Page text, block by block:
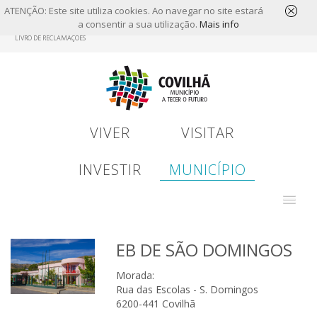
ATENÇÃO: Este site utiliza cookies. Ao navegar no site estará
a consentir a sua utilização. Mais info
LIVRO DE RECLAMAÇÕES
VIVER
VISITAR
INVESTIR
MUNICÍPIO
EB DE SÃO DOMINGOS
Morada:
Rua das Escolas - S. Domingos
6200-441 Covilhã